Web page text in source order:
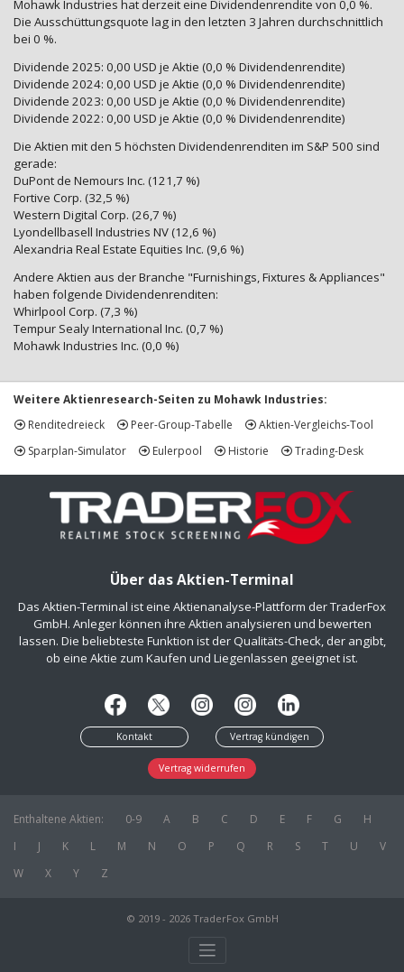
Mohawk Industries hat derzeit eine Dividendenrendite von 0,0 %.
Die Ausschüttungsquote lag in den letzten 3 Jahren durchschnittlich
bei 0 %.
Dividende 2025: 0,00 USD je Aktie (0,0 % Dividendenrendite)
Dividende 2024: 0,00 USD je Aktie (0,0 % Dividendenrendite)
Dividende 2023: 0,00 USD je Aktie (0,0 % Dividendenrendite)
Dividende 2022: 0,00 USD je Aktie (0,0 % Dividendenrendite)
Die Aktien mit den 5 höchsten Dividendenrenditen im S&P 500 sind
gerade:
DuPont de Nemours Inc. (121,7 %)
Fortive Corp. (32,5 %)
Western Digital Corp. (26,7 %)
Lyondellbasell Industries NV (12,6 %)
Alexandria Real Estate Equities Inc. (9,6 %)
Andere Aktien aus der Branche "Furnishings, Fixtures & Appliances"
haben folgende Dividendenrenditen:
Whirlpool Corp. (7,3 %)
Tempur Sealy International Inc. (0,7 %)
Mohawk Industries Inc. (0,0 %)
Weitere Aktienresearch-Seiten zu Mohawk Industries:
Renditedreieck
Peer-Group-Tabelle
Aktien-Vergleichs-Tool
Sparplan-Simulator
Eulerpool Historie Trading-Desk
Über das Aktien-Terminal
Das Aktien-Terminal ist eine Aktienanalyse-Plattform der TraderFox
GmbH. Anleger können ihre Aktien analysieren und bewerten
lassen. Die beliebteste Funktion ist der Qualitäts-Check, der angibt,
ob eine Aktie zum Kaufen und Liegenlassen geeignet ist.
Kontakt Vertrag kündigen
Vertrag widerrufen
Enthaltene Aktien: 0-9 A B C D E F G
H
I
J K L M N O P Q R S T U
V
W
X Y Z
© 2019 - 2026 TraderFox GmbH